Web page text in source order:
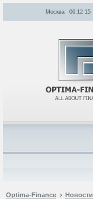
Optima-Finance Новости
Москва 06:12 15